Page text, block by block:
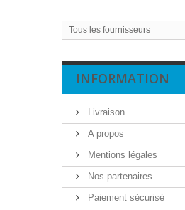
Tous les fournisseurs
INFORMATION
Livraison
A propos
Mentions légales
Nos partenaires
Paiement sécurisé